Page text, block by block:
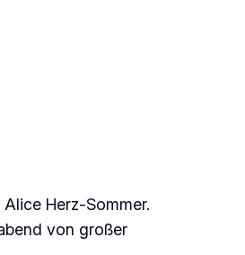
Herz-Sommer.
von großer